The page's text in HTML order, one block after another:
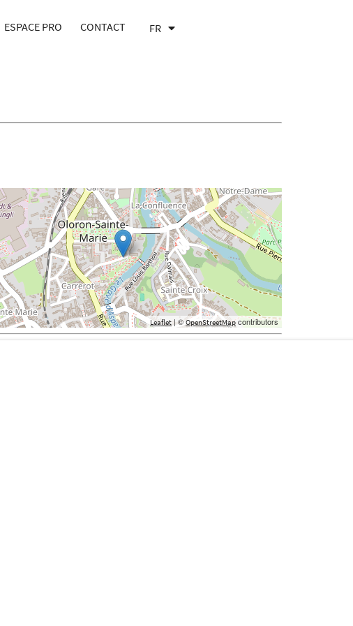
ESPACE PRO CONTACT FR
EN
Leaflet | ©OpenStreetMap contributors